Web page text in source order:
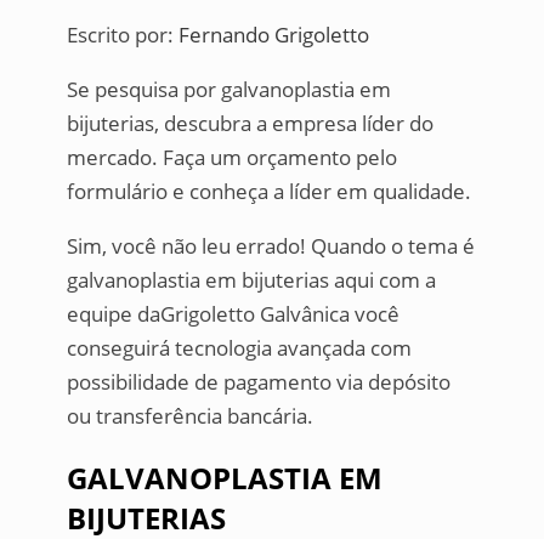
Escrito por: Fernando Grigoletto
Se pesquisa por galvanoplastia em
bijuterias, descubra a empresa líder do
mercado. Faça um orçamento pelo
formulário e conheça a líder em qualidade.
Sim, você não leu errado! Quando o tema é
galvanoplastia em bijuterias aqui com a
equipe daGrigoletto Galvânica você
conseguirá tecnologia avançada com
possibilidade de pagamento via depósito
ou transferência bancária.
GALVANOPLASTIA EM
BIJUTERIAS